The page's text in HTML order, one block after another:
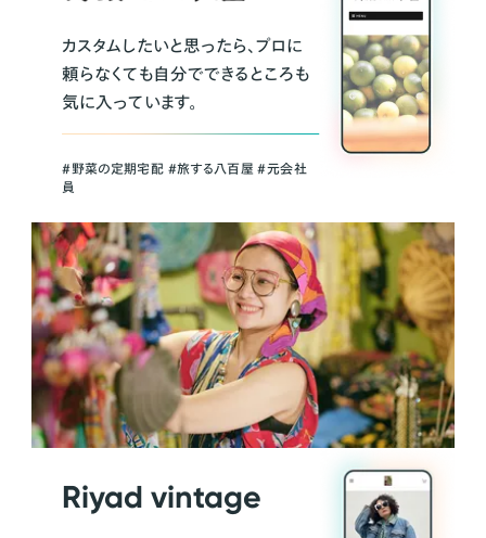
カスタムしたいと思ったら、プロに
頼らなくても自分でできるところも
気に入っています。
＃野菜の定期宅配 ＃旅する八百屋 ＃元会社
員
Riyad vintage